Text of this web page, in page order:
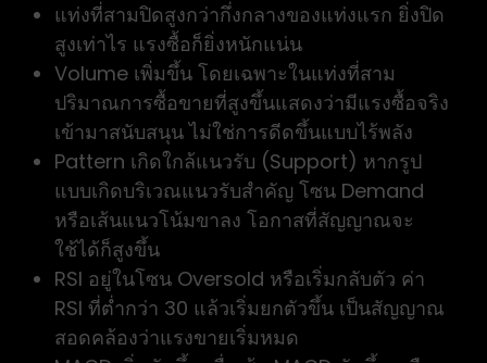
แท่งที่สามปิดสูงกว่ากึ่งกลางของแท่งแรก ยิ่งปิด
สูงเท่าไร แรงซื้อก็ยิ่งหนักแน่น
Volume เพิ่มขึ้น โดยเฉพาะในแท่งที่สาม
ปริมาณการซื้อขายที่สูงขึ้นแสดงว่ามีแรงซื้อจริง
เข้ามาสนับสนุน ไม่ใช่การดีดขึ้นแบบไร้พลัง
Pattern เกิดใกล้แนวรับ (Support) หากรูป
แบบเกิดบริเวณแนวรับสำคัญ โซน Demand
หรือเส้นแนวโน้มขาลง โอกาสที่สัญญาณจะ
ใช้ได้ก็สูงขึ้น
RSI อยู่ในโซน Oversold หรือเริ่มกลับตัว ค่า
RSI ที่ต่ำกว่า 30 แล้วเริ่มยกตัวขึ้น เป็นสัญญาณ
สอดคล้องว่าแรงขายเริ่มหมด